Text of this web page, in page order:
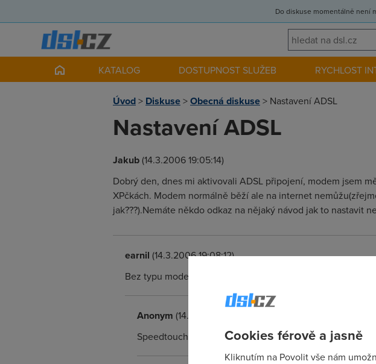
Do diskuse momentálně není
KATALOG DOSTUPNOST SLUŽEB RYCHLOST
Úvod> Diskuse>Obecná diskuse> Nastavení ADSL
Nastavení ADSL
Jakub(14.3.2006 19:05:14)
Dobrý den, dnes mi aktivovali ADSL připojení, modem jsem
XPčkách. Modem normálně běží ale na internet
jak???).Nemáte někdo odkaz na nějaký návod jak to nastavit
earnil (14.3.2006 19:08:12)
Bez typu modemu ani kuře nehrabe. Pokud je to typ, co
Anonym (14.3.2006 19:28:47)
Speedtouch 510
Cookies férově a jasně
Kliknutím na Povolit vše nám